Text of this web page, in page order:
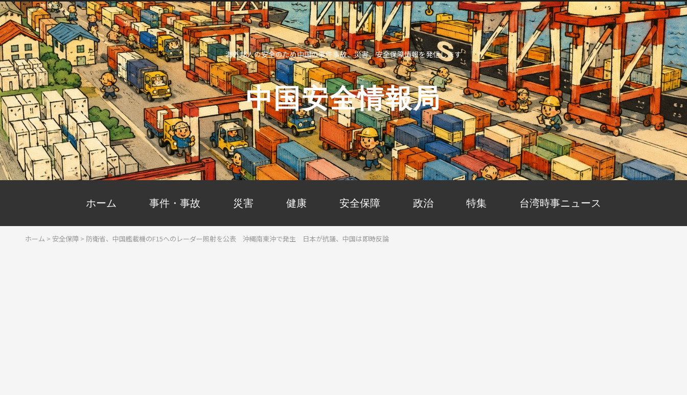
海外邦人の安全のため中国の事件事故、災害、安全保障情報を発信します
中国安全情報局
ホーム 事件・事故 災害 健康 安全保障 政治 特集 台湾時事ニュース
ホーム > 安全保障 > 防衛省、中国艦載機のF15へのレーダー照射を公表 沖縄南東沖で発生 日本が抗議、中国は即時反論